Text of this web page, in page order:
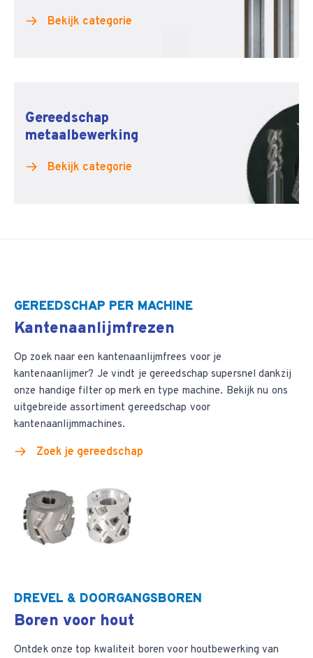
Bekijk categorie
Gereedschap
metaalbewerking
Bekijk categorie
GEREEDSCHAP PER MACHINE
Kantenaanlijmfrezen
Op zoek naar een kantenaanlijmfrees voor je
kantenaanlijmer? Je vindt je gereedschap supersnel dankzij
onze handige filter op merk en type machine. Bekijk nu ons
uitgebreide assortiment gereedschap voor
kantenaanlijmmachines.
Zoek je gereedschap
DREVEL & DOORGANGSBOREN
Boren voor hout
Ontdek onze top kwaliteit boren voor houtbewerking van